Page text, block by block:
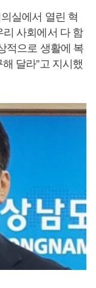
실에서 열린 혁
리 사회에서 다 함
적으로 생활에 복
달라”고 지시했